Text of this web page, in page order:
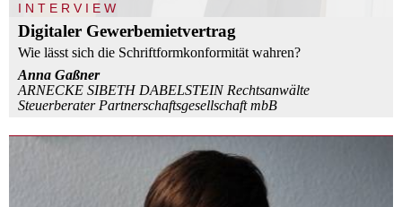
INTERVIEW
Digitaler Gewerbemietvertrag
Wie lässt sich die Schriftformkonformität wahren?
Anna Gaßner
ARNECKE SIBETH DABELSTEIN Rechtsanwälte
Steuerberater Partnerschaftsgesellschaft mbB